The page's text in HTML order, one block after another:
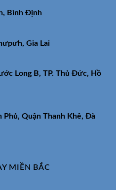
Bình Định
Gia Lai
Long B, TP. Thủ Đức, Hồ
Quận Thanh Khê, Đà
MIỀN BẮC